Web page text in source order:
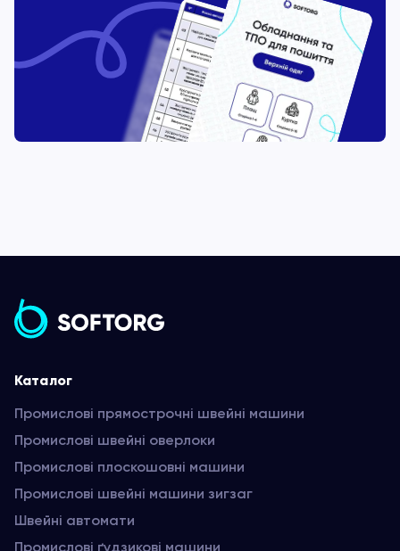
Каталог
Промислові прямострочні швейні машини
Промислові швейні оверлоки
Промислові плоскошовні машини
Промислові швейні машини зигзаг
Швейні автомати
Промислові ґудзикові машини